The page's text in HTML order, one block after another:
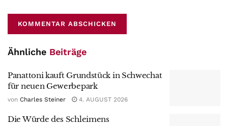
Ähnliche Beiträge
Panattoni kauft Grundstück in Schwechat
für neuen Gewerbepark
von Charles Steiner 4. AUGUST 2026
Die Würde des Schleimens